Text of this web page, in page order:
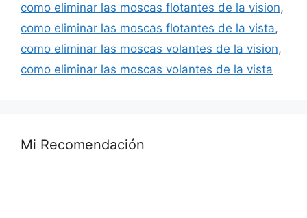
como eliminar las moscas flotantes de la vision,
como eliminar las moscas flotantes de la vista,
como eliminar las moscas volantes de la vision,
como eliminar las moscas volantes de la vista
Mi Recomendación